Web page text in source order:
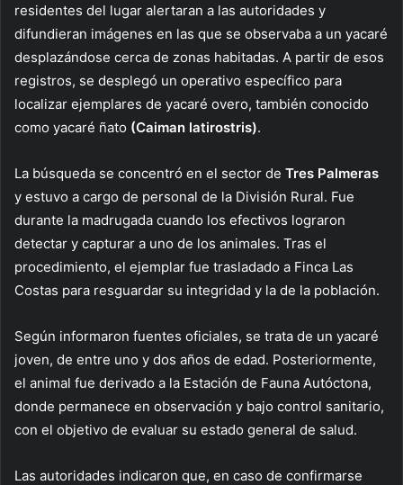
residentes del lugar alertaran a las autoridades y
difundieran imágenes en las que se observaba a un yacaré
desplazándose cerca de zonas habitadas. A partir de esos
registros, se desplegó un operativo específico para
localizar ejemplares de yacaré overo, también conocido
como yacaré ñato (Caiman latirostris).
La búsqueda se concentró en el sector de Tres Palmeras
y estuvo a cargo de personal de la División Rural. Fue
durante la madrugada cuando los efectivos lograron
detectar y capturar a uno de los animales. Tras el
procedimiento, el ejemplar fue trasladado a Finca Las
Costas para resguardar su integridad y la de la población.
Según informaron fuentes oficiales, se trata de un yacaré
joven, de entre uno y dos años de edad. Posteriormente,
el animal fue derivado a la Estación de Fauna Autóctona,
donde permanece en observación y bajo control sanitario,
con el objetivo de evaluar su estado general de salud.
Las autoridades indicaron que, en caso de confirmarse